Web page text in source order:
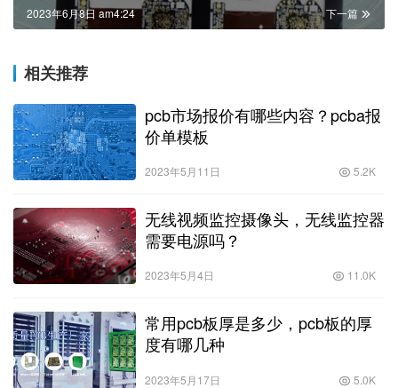
下一篇
2023年6月8日 am4:24
相关推荐
pcb市场报价有哪些内容？pcba报
价单模板
2023年5月11日 5.2K
无线视频监控摄像头，无线监控器
需要电源吗？
2023年5月4日 11.0K
常用pcb板厚是多少，pcb板的厚
度有哪几种
2023年5月17日 5.0K